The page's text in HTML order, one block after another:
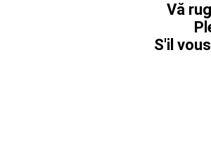
Vă
S'il